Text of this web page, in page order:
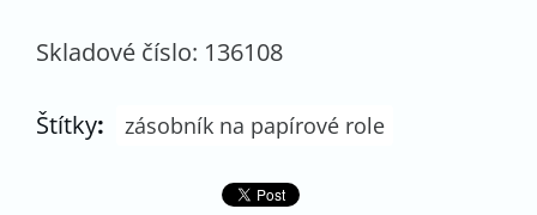
Skladové číslo: 136108
Štítky: zásobník na papírové role